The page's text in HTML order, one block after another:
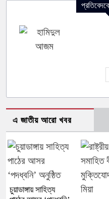
এ জাতীয় আরো খবর
চুয়াডাঙ্গায় সাহিত্য